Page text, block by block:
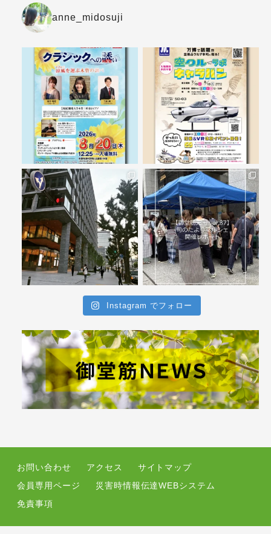
anne_midosuji
Instagram でフォロー
お問い合わせ アクセス
サイトマップ
会員専用ページ
災害時情報伝達WEBシステム
免責事項